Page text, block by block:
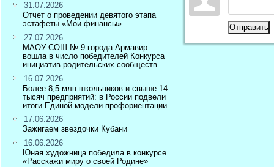
31.07.2026
Отчет о проведении девятого этапа
эстафеты «Мои финансы»
27.07.2026
МАОУ СОШ № 9 города Армавир
вошла в число победителей Конкурса
инициатив родительских сообществ
16.07.2026
Более 8,5 млн школьников и свыше 14
тысяч предприятий: в России подвели
итоги Единой модели профориентации
17.06.2026
Зажигаем звездочки Кубани
16.06.2026
Юная художница победила в конкурсе
«Расскажи миру о своей Родине»
Отправить